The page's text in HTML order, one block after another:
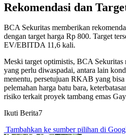
Rekomendasi dan
BCA Sekuritas memberikan
dengan target harga Rp 800. Target
EV/EBITDA 11,6 kali.
Meski target optimistis, BCA Sekuritas
yang perlu diwaspadai, antara lain
menentu, persetujuan RKAB yang
pelemahan harga batu bara,
risiko terkait proyek tambang emas
Ikuti Berita7
Tambahkan ke sumber pilihan di